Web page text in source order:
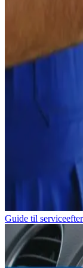
Guide til